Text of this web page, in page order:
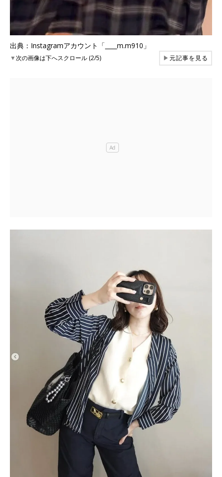
出典：Instagramアカウント「____m.m910」
▼次の画像は下へスクロール (2/5) ▶元記事を見る